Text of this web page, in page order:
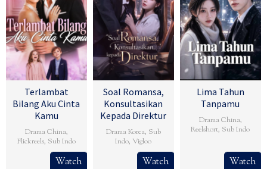
Terlambat
Bilang Aku Cinta
Kamu
Drama China,
Flickreels, Sub Indo
Watch
Soal Romansa,
Konsultasikan
Kepada Direktur
Drama Korea, Sub
Indo,Vigloo
Watch
Lima Tahun
Tanpamu
Drama China,
Reelshort, Sub Indo
Watch